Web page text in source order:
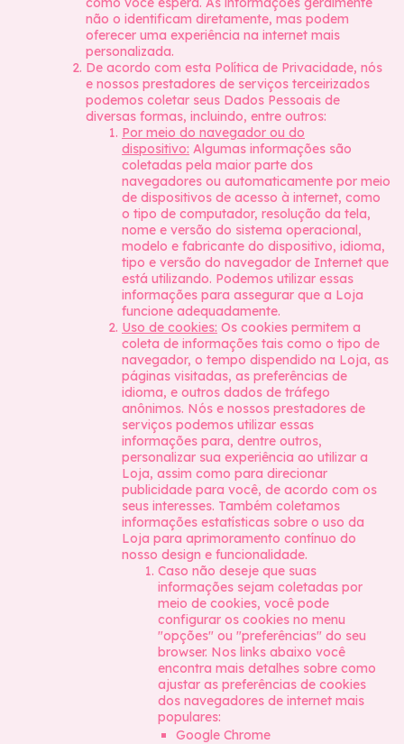
não o identificam diretamente, mas podem
oferecer uma experiência na internet mais
personalizada.
De acordo com esta Política de Privacidade, nós
e nossos prestadores de serviços terceirizados
podemos coletar seus Dados Pessoais de
diversas formas, incluindo, entre outros:
Por meio do navegador ou do
dispositivo: Algumas informações são
coletadas pela maior parte dos
navegadores ou automaticamente por meio
de dispositivos de acesso à internet, como
o tipo de computador, resolução da tela,
nome e versão do sistema operacional,
modelo e fabricante do dispositivo, idioma,
tipo e versão do navegador de Internet que
está utilizando. Podemos utilizar essas
informações para assegurar que a Loja
funcione adequadamente.
Uso de cookies: Os cookies permitem a
coleta de informações tais como o tipo de
navegador, o tempo dispendido na Loja, as
páginas visitadas, as preferências de
idioma, e outros dados de tráfego
anônimos. Nós e nossos prestadores de
serviços podemos utilizar essas
informações para, dentre outros,
personalizar sua experiência ao utilizar a
Loja, assim como para direcionar
publicidade para você, de acordo com os
seus interesses. Também coletamos
informações estatísticas sobre o uso da
Loja para aprimoramento contínuo do
nosso design e funcionalidade.
Caso não deseje que suas
informações sejam coletadas por
meio de cookies, você pode
configurar os cookies no menu
"opções" ou "preferências" do seu
browser. Nos links abaixo você
encontra mais detalhes sobre como
ajustar as preferências de cookies
dos navegadores de internet mais
populares:
Google Chrome